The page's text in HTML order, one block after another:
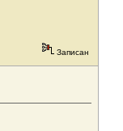
Записан